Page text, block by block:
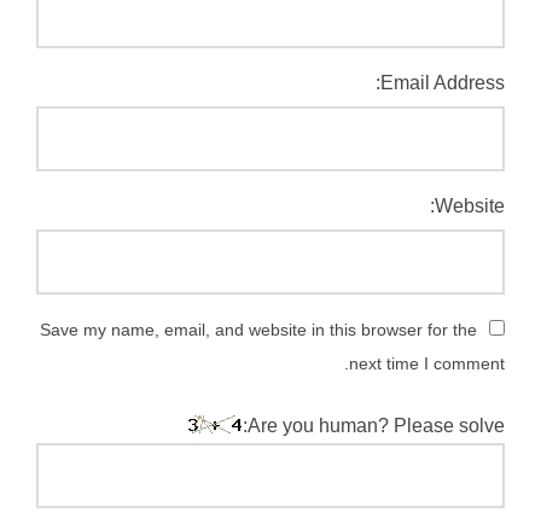
Email Address:
Website:
Save my name, email, and website in this browser for the
next time I comment.
Are you human? Please solve: